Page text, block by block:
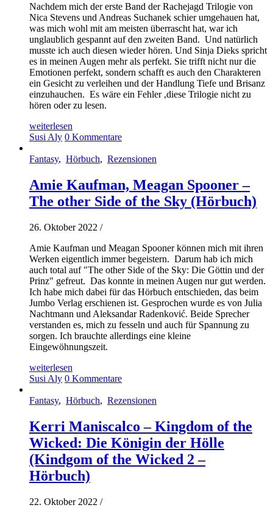
Nachdem mich der erste Band der Rachejagd Trilogie von
Nica Stevens und Andreas Suchanek schier umgehauen hat,
was mich wohl mit am meisten überrascht hat, war ich
unglaublich gespannt auf den zweiten Band. Und natürlich
musste ich auch diesen wieder hören. Und Sinja Dieks spricht
es in meinen Augen mehr als perfekt. Sie trifft nicht nur die
Emotionen perfekt, sondern schafft es auch den Charakteren
ein Gesicht zu verleihen und der Handlung Tiefe und Brisanz
einzuhauchen. Es wäre ein Fehler ,diese Trilogie nicht zu
hören oder zu lesen.
weiterlesen
Susi Aly 0 Kommentare
Fantasy, Hörbuch, Rezensionen
Amie Kaufman, Meagan Spooner –
The other Side of the Sky (Hörbuch)
26. Oktober 2022 /
Amie Kaufman und Meagan Spooner können mich mit ihren
Werken eigentlich immer begeistern. Darum hab ich mich
auch total auf "The other Side of the Sky: Die Göttin und der
Prinz" gefreut. Das konnte in meinen Augen nur gut werden.
Ich habe mich dabei für das Hörbuch entschieden, das beim
Jumbo Verlag erschienen ist. Gesprochen wurde es von Julia
Nachtmann und Aleksandar Radenković. Beide Sprecher
verstanden es, mich zu fesseln und auch für Spannung zu
sorgen. Ich brauchte allerdings eine kleine
Eingewöhnungszeit.
weiterlesen
Susi Aly 0 Kommentare
Fantasy, Hörbuch, Rezensionen
Kerri Maniscalco – Kingdom of the
Wicked: Die Königin der Hölle
(Kindgom of the Wicked 2 –
Hörbuch)
22. Oktober 2022 /